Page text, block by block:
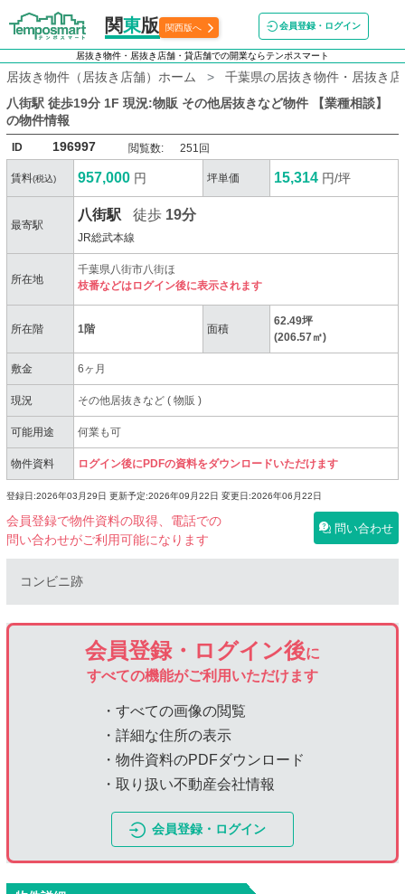
関東版 関西版へ 会員登録・ログイン
居抜き物件・居抜き店舗・貸店舗での開業ならテンポスマート
居抜き物件（居抜き店舗）ホーム
千葉県の居抜き物件・居抜き
八街駅 徒歩19分 1F 現況:物販 その他居抜きなど物件 【業種相談】
の物件情報
ID 196997 閲覧数: 251回
賃料(税込) 957,000 円 坪単価 15,314 円/坪
最寄駅
八街駅 徒歩 19分
JR総武本線
所在地
千葉県八街市八街ほ
枝番などはログイン後に表示されます
所在階 1階 面積
62.49坪
(206.57㎡)
敷金 6ヶ月
現況 その他居抜きなど(物販)
可能用途 何業も可
物件資料 ログイン後にPDFの資料をダウンロードいただけます
登録日:2026年03月29日 更新予定:2026年09月22日 変更日:2026年06月22日
会員登録で物件資料の取得、電話での
問い合わせがご利用可能になります
問い合わせ
コンビニ跡
会員登録・ログイン後に
すべての機能がご利用いただけます
・すべての画像の閲覧
・詳細な住所の表示
・物件資料のPDFダウンロード
・取り扱い不動産会社情報
会員登録・ログイン